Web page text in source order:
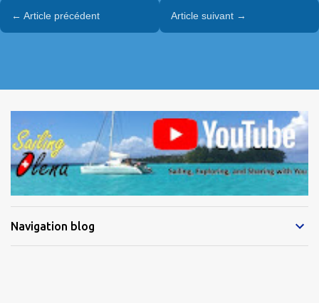
← Article précédent Article suivant →
Navigation blog